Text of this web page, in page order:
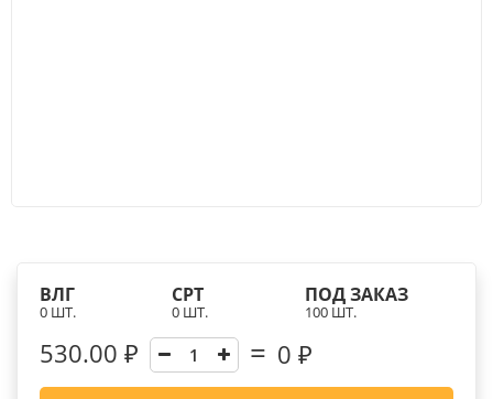
ВЛГ
0 ШТ.
СРТ
0 ШТ.
ПОД ЗАКАЗ
100 ШТ.
530.00 ₽ 0 ₽